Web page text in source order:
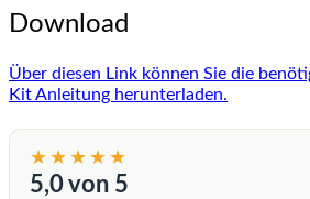
Download
Über diesen Link können Sie die
Kit Anleitung herunterladen.
★★★★★
5,0 von 5